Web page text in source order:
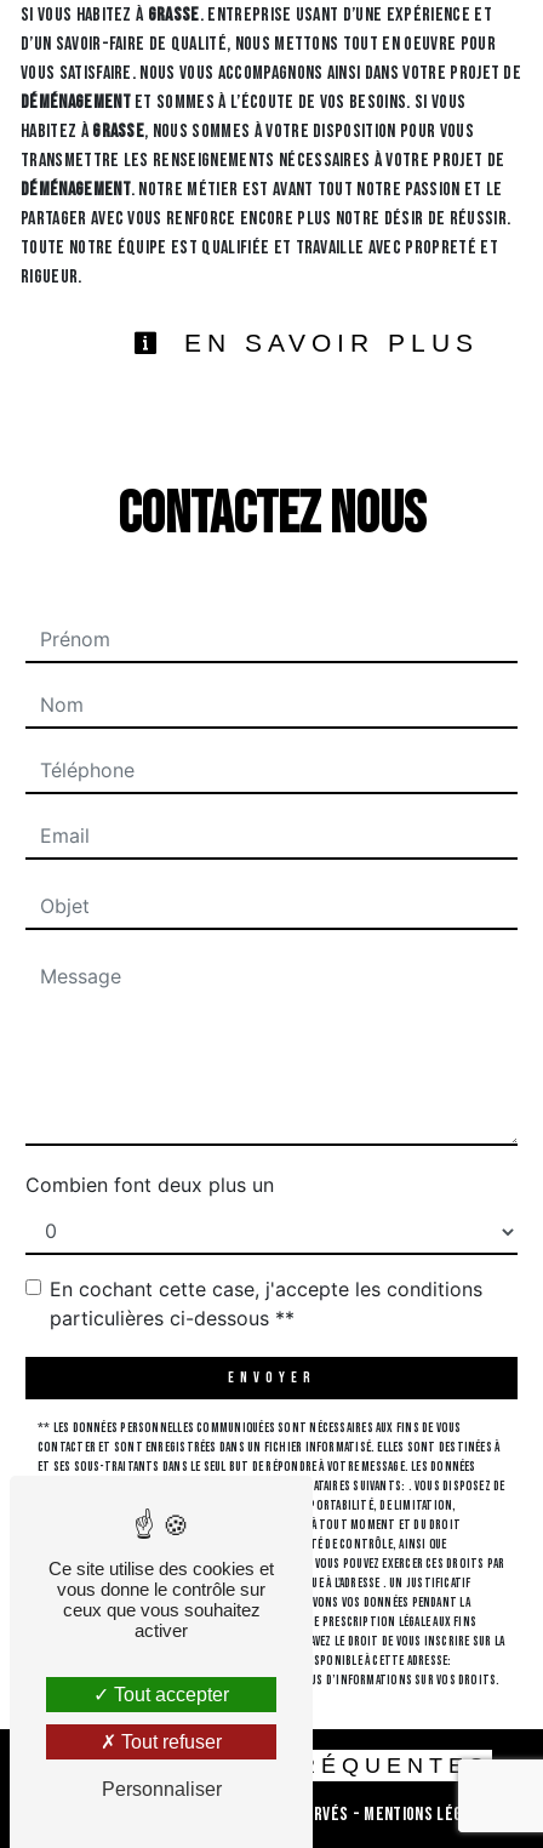
si vous habitez à Grasse. Entreprise usant d’une expérience et
d’un savoir-faire de qualité, nous mettons tout en oeuvre pour
vous satisfaire. Nous vous accompagnons ainsi dans votre projet de
déménagementet sommes à l’écoute de vos besoins. Si vous
habitez àGrasse, nous sommes à votre disposition pour vous
transmettre les renseignements nécessaires à votre projet de
déménagement. Notre métier est avant tout notre passion et le
partager avec vous renforce encore plus notre désir de réussir.
Toute notre équipe est qualifiée et travaille avec propreté et
rigueur.
EN SAVOIR PLUS
Contactez nous
Combien font deux plus un
En cochant cette case, j'accepte les conditions
particulières ci-dessous **
ENVOYER
** Les données personnelles communiquées sont nécessaires aux fins de vous
contacter et sont enregistrées dans un fichier informatisé. Elles sont destinées à
et ses sous-traitants dans le seul but de répondre à votre message. Les données
collectées seront communiquées aux seuls destinataires suivants: . Vous disposez de
droits d’accès, de rectification, d’effacement, de portabilité, de limitation,
d’opposition, de retrait de votre consentement à tout moment et du droit
d’introduire une réclamation auprès d’une autorité de contrôle, ainsi que
d’organiser le sort de vos données post-mortem. Vous pouvez exercer ces droits par
voie postale à l'adresse ou par courrier électronique à l'adresse . Un justificatif
d'identité pourra vous être demandé. Nous conservons vos données pendant la
période de prise de contact puis pendant la durée de prescription légale aux fins
probatoires et de gestion des contentieux. Vous avez le droit de vous inscrire sur la
liste d'opposition au démarchage téléphonique, disponible à cette adresse:
Bloctel.gouv.fr. Consultez le site cnil.fr pour plus d’informations sur vos droits.
RECHERCHES FRÉQUENTES
- 2026 - Tous droits réservés - Mentions légales
Ce site utilise des cookies et
vous donne le contrôle sur
ceux que vous souhaitez
activer
Tout accepter
Tout refuser
Personnaliser